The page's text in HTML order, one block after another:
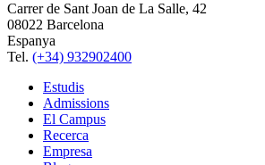
Carrer de Sant Joan de La Salle, 42
08022 Barcelona
Espanya
Tel. (+34) 932902400
Estudis
Admissions
El Campus
Recerca
Empresa